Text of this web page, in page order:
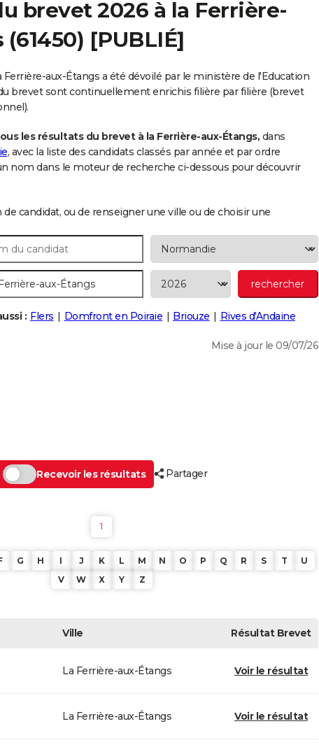
brevet 2026 à la Ferrière-
(61450) [PUBLIÉ]
Ferrière-aux-Étangs a été dévoilé par le ministère de l'Education
brevet sont continuellement enrichis filière par filière (brevet
les résultats du brevet à la Ferrière-aux-Étangs, dans
, avec la liste des candidats classés par année et par ordre
nom dans le moteur de recherche ci-dessous pour découvrir
candidat, ou de renseigner une ville ou de choisir une
: Flers Domfront en Poiraie Briouze Rives d'Andaine
Mise à jour le 09/07/26
Recevoir les résultats Partager
1
G H I J K L M N O P Q R S T
U
V
W X Y Z
Ville RésultatBrevet
La Ferrière-aux-Étangs Voir le résultat
La Ferrière-aux-Étangs Voir le résultat